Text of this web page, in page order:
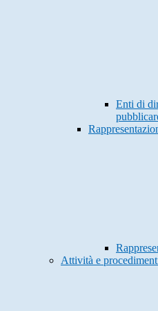
Enti di
Attività e